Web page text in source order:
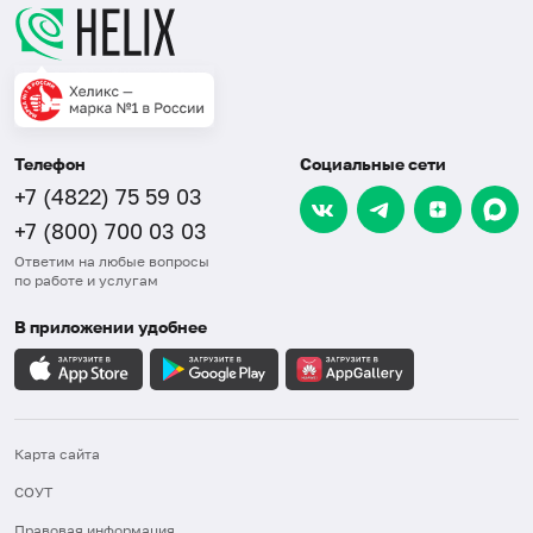
Телефон
+7 (4822) 75 59 03
+7 (800) 700 03 03
Ответим на любые вопросы
по работе и услугам
Социальные сети
В приложении удобнее
Карта сайта
СОУТ